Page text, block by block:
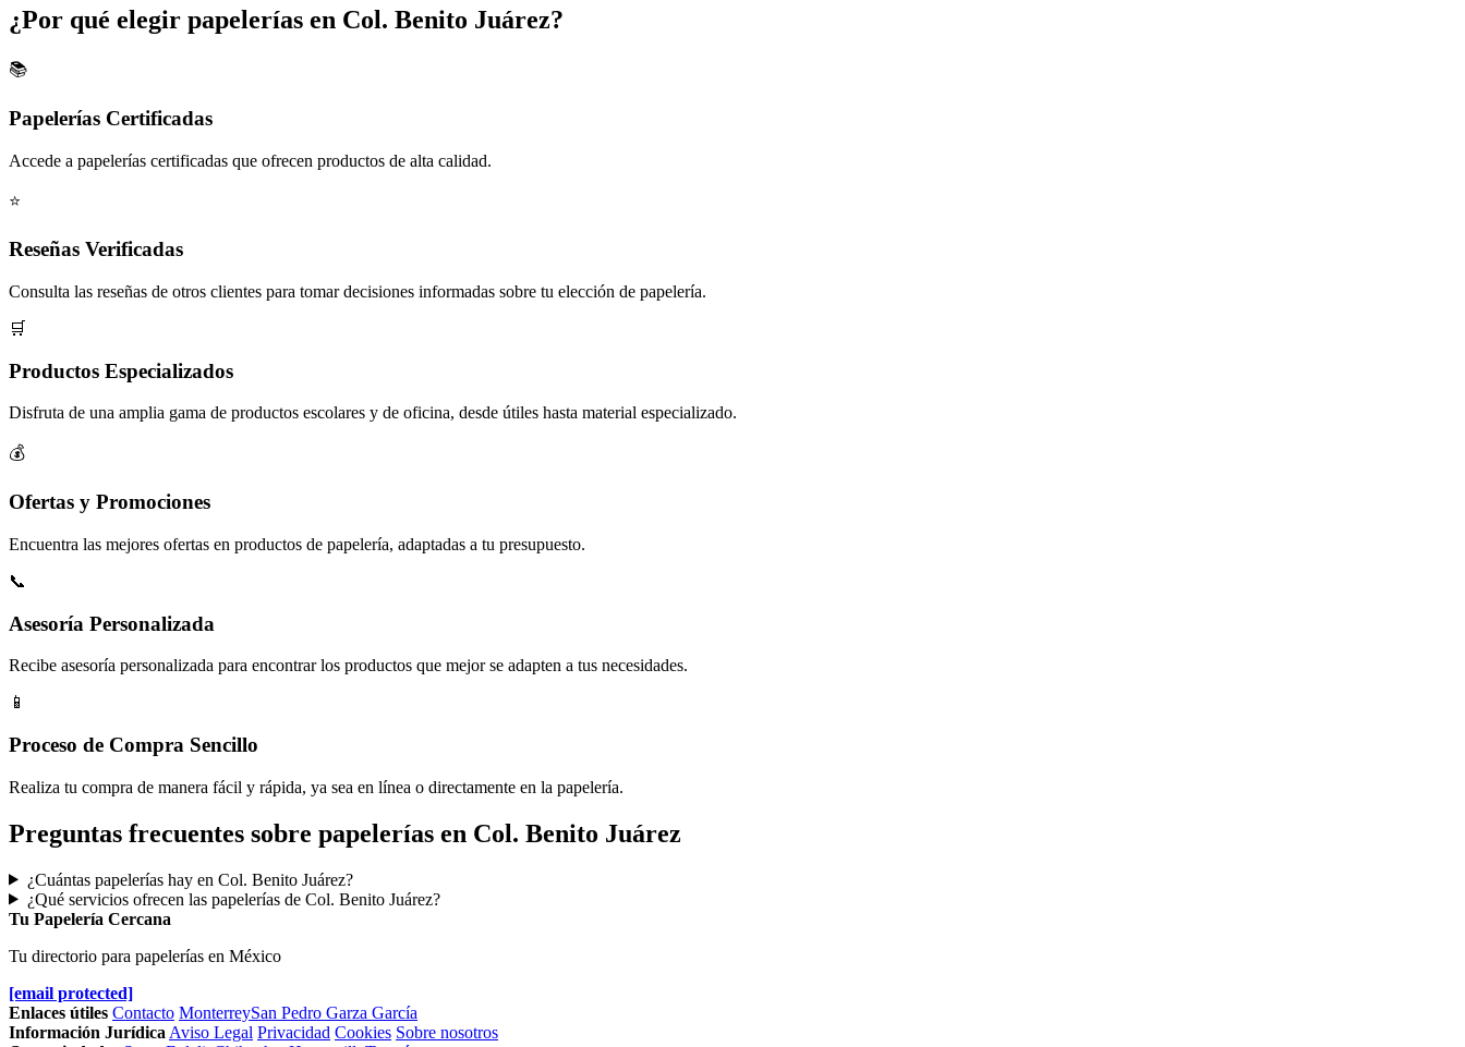
¿Por qué elegir papelerías en Col. Benito Juárez?
📚
Papelerías Certificadas
Accede a papelerías certificadas que ofrecen productos de alta calidad.
⭐
Reseñas Verificadas
Consulta las reseñas de otros clientes para tomar decisiones informadas sobre tu elección de papelería.
🛒
Productos Especializados
Disfruta de una amplia gama de productos escolares y de oficina, desde útiles hasta material especializado.
💰
Ofertas y Promociones
Encuentra las mejores ofertas en productos de papelería, adaptadas a tu presupuesto.
📞
Asesoría Personalizada
Recibe asesoría personalizada para encontrar los productos que mejor se adapten a tus necesidades.
📱
Proceso de Compra Sencillo
Realiza tu compra de manera fácil y rápida, ya sea en línea o directamente en la papelería.
Preguntas frecuentes sobre papelerías en Col. Benito Juárez
¿Cuántas papelerías hay en Col. Benito Juárez?
¿Qué servicios ofrecen las papelerías de Col. Benito Juárez?
Tu Papelería Cercana
Tu directorio para papelerías en México
[email protected]
Enlaces útiles Contacto MonterreySan Pedro Garza García
Información Jurídica Aviso Legal Privacidad Cookies Sobre nosotros